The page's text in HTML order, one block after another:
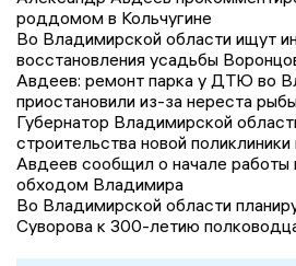
роддомом в Кольчугине
Во Владимирской области ищут
восстановления усадьбы
Авдеев: ремонт парка у ДТЮ во
приостановили из-за нереста
Губернатор Владимирской
строительства новой
Авдеев сообщил о начале
обходом Владимира
Во Владимирской области
Суворова к 300-летию